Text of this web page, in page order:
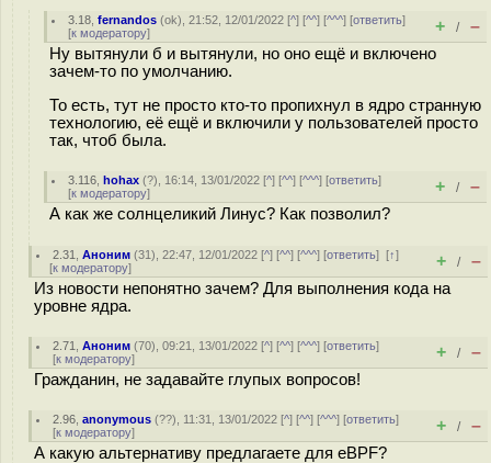
3.18 ,fernandos (ok), 21:52, 12/01/2022 [^] [^^] [^^^] [ответить]
[к модератору] + / –
Ну вытянули б и вытянули, но оно ещё и включено
зачем-то по умолчанию.
То есть, тут не просто кто-то пропихнул в ядро странную
технологию, её ещё и включили у пользователей просто
так, чтоб была.
3.116 ,hohax (?), 16:14, 13/01/2022 [^] [^^] [^^^] [ответить]
[к модератору] + / –
А как же солнцеликий Линус? Как позволил?
2.31 ,Аноним (31), 22:47, 12/01/2022 [^] [^^] [^^^] [ответить][↑]
[к модератору] + / –
Из новости непонятно зачем? Для выполнения кода на
уровне ядра.
2.71 ,Аноним (70), 09:21, 13/01/2022 [^] [^^] [^^^] [ответить]
[к модератору] + / –
Гражданин, не задавайте глупых вопросов!
2.96 ,anonymous (??), 11:31, 13/01/2022 [^] [^^] [^^^] [ответить]
[к модератору] + / –
А какую альтернативу предлагаете для eBPF?